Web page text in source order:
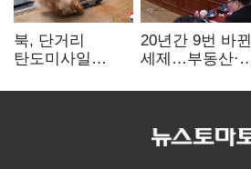
북, 단거리
탄도미사일
"즉각 중단 촉구"
20년간 9번 바뀐
세제…부동산·
건드렸다